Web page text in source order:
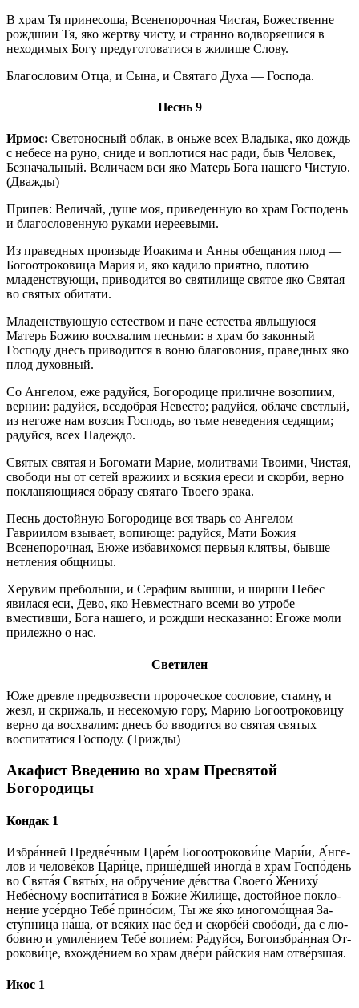
В храм Тя принесоша, Всенепорочная Чистая, Божественне
рождшии Тя, яко жертву чисту, и странно водворяешися в
неходимых Богу предуготоватися в жилище Слову.
Благословим Отца, и Сына, и Святаго Духа — Господа.
Песнь 9
Ирмос: Светоносный облак, в оньже всех Владыка, яко дождь
с небесе на руно, сниде и воплотися нас ради, быв Человек,
Безначальный. Величаем вси яко Матерь Бога нашего Чистую.
(Дважды)
Припев: Величай, душе моя, приведенную во храм Господень
и благословенную руками иереевыми.
Из праведных произыде Иоакима и Анны обещания плод —
Богоотроковица Мария и, яко кадило приятно, плотию
младенствующи, приводится во святилище святое яко Святая
во святых обитати.
Младенствующую естеством и паче естества явльшуюся
Матерь Божию восхвалим песньми: в храм бо законный
Господу днесь приводится в воню благовония, праведных яко
плод духовный.
Со Ангелом, еже радуйся, Богородице приличне возопиим,
вернии: радуйся, вседобрая Невесто; радуйся, облаче светлый,
из негоже нам возсия Господь, во тьме неведения седящим;
радуйся, всех Надеждо.
Святых святая и Богомати Марие, молитвами Твоими, Чистая,
свободи ны от сетей вражиих и всякия ереси и скорби, верно
покланяющияся образу святаго Твоего зрака.
Песнь достойную Богородице вся тварь со Ангелом
Гавриилом взывает, вопиюще: радуйся, Мати Божия
Всенепорочная, Еюже избавихомся первыя клятвы, бывше
нетления общницы.
Херувим пребольши, и Серафим вышши, и ширши Небес
явилася еси, Дево, яко Невместнаго всеми во утробе
вместивши, Бога нашего, и рождши несказанно: Егоже моли
прилежно о нас.
Светилен
Юже древле предвозвести пророческое сословие, стамну, и
жезл, и скрижаль, и несекомую гору, Марию Богоотроковицу
верно да восхвалим: днесь бо вводится во святая святых
воспитатися Господу. (Трижды)
Акафист Введению во храм Пресвятой
Богородицы
Кондак 1
Избра́нней Пред­ве́ч­ным Царе́м Богоотрокови́це Ма­ри́и, А́н­ге­
лов и че­ло­ве́­ков Ца­ри́­це, прише́дшей иногда́ в храм Госпо́день
во Свя­та́я Свя­ты́х, на обруче́ние де́вст­ва Сво­его́ Жениху́
Небе́сному воспита́тися в Бо́­жие Жи­ли́­ще, досто́йное по­кло­
не­ние усе́рд­но Те­бе́ при­но́­сим, Ты же я́ко многомо́щная За­
сту́п­ни­ца на́­ша, от вся́­ких нас бед и скор­бе́й сво­боди́, да с лю­
бо́­вию и уми­ле́­нием Те­бе́ во­пи­е́м: Ра́­дуй­ся, Бо­го­из­бра́н­ная От­
ро­ко­ви́­це, вхожде́нием во храм две́ри ра́йс­кия нам отве́рзшая.
Икос 1